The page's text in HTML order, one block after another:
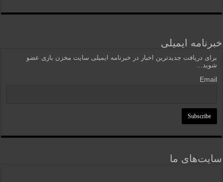
خبرنامه ایمیلی
برای دریافت جدیدترین اخبار در خبرنامه ایمیلی سایت مخزن بازی عضو
شوید...
Email
سایت‌های ما